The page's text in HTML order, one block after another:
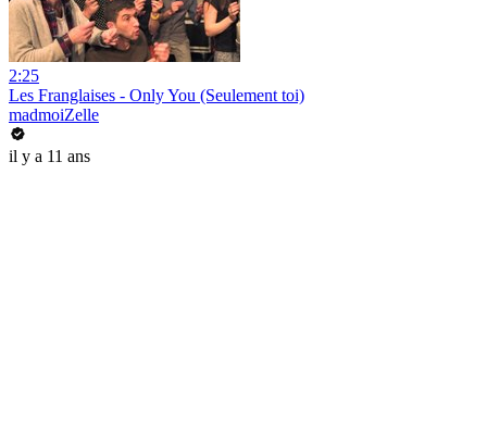
2:25
Les Franglaises - Only You (Seulement toi)
madmoiZelle
il y a 11 ans